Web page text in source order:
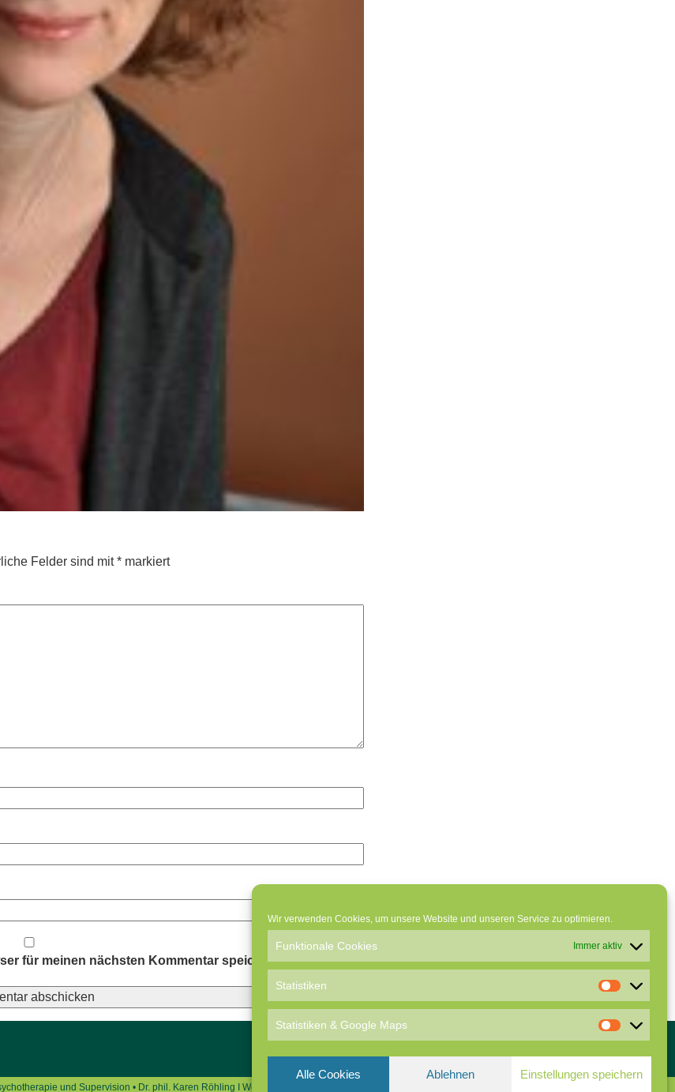
Wir verwenden Cookies, um unsere Website und unseren Service zu optimieren.
Funktionale Cookies Immer aktiv
Statistiken
Statistiken & Google Maps
Google
Alle Cookies Ablehnen Einstellungen speichern
Felder sind mit* markiert
für meinen nächsten Kommentar speichern.
und Supervision • Dr. phil. Karen Röhling Webdesign von